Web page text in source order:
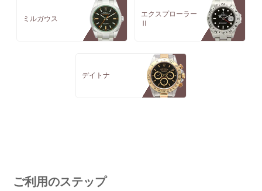
ミルガウス
エクスプローラー
Ⅱ
デイトナ
ご利用のステップ